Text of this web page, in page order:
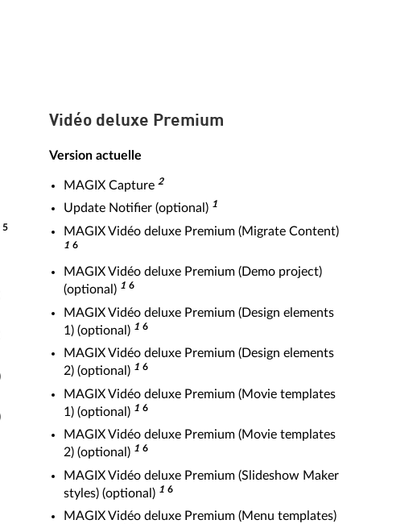
5
Vidéo deluxe Premium
Version actuelle
MAGIX Capture 2
Update Notifier (optional) 1
MAGIX Vidéo deluxe Premium (Migrate Content)
1 6
MAGIX Vidéo deluxe Premium (Demo project)
(optional) 1 6
MAGIX Vidéo deluxe Premium (Design elements
1) (optional) 1 6
MAGIX Vidéo deluxe Premium (Design elements
2) (optional) 1 6
MAGIX Vidéo deluxe Premium (Movie templates
1) (optional) 1 6
MAGIX Vidéo deluxe Premium (Movie templates
2) (optional) 1 6
MAGIX Vidéo deluxe Premium (Slideshow Maker
styles) (optional) 1 6
MAGIX Vidéo deluxe Premium (Menu templates)